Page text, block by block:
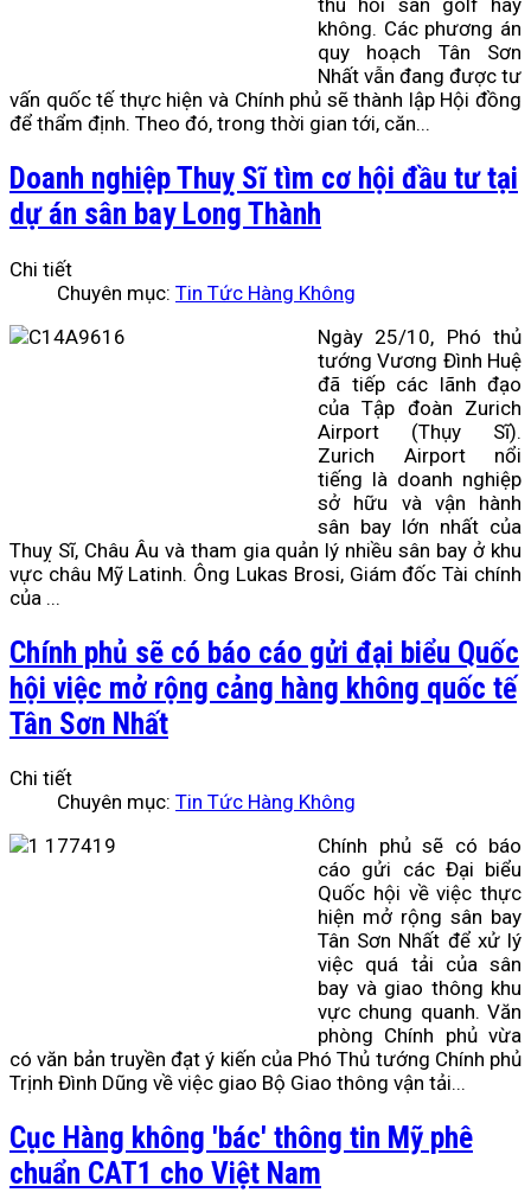
thu hồi sân golf hay
không. Các phương án
quy hoạch Tân Sơn
Nhất vẫn đang được tư
vấn quốc tế thực hiện và Chính phủ sẽ thành lập Hội đồng
để thẩm định. Theo đó, trong thời gian tới, căn...
Doanh nghiệp Thuỵ Sĩ tìm cơ hội đầu tư tại
dự án sân bay Long Thành
Chi tiết
Chuyên mục: Tin Tức Hàng Không
Ngày 25/10, Phó thủ
tướng Vương Đình Huệ
đã tiếp các lãnh đạo
của Tập đoàn Zurich
Airport (Thụy Sĩ).
Zurich Airport nổi
tiếng là doanh nghiệp
sở hữu và vận hành
sân bay lớn nhất của
Thuỵ Sĩ, Châu Âu và tham gia quản lý nhiều sân bay ở khu
vực châu Mỹ Latinh. Ông Lukas Brosi, Giám đốc Tài chính
của ...
Chính phủ sẽ có báo cáo gửi đại biểu Quốc
hội việc mở rộng cảng hàng không quốc tế
Tân Sơn Nhất
Chi tiết
Chuyên mục: Tin Tức Hàng Không
Chính phủ sẽ có báo
cáo gửi các Đại biểu
Quốc hội về việc thực
hiện mở rộng sân bay
Tân Sơn Nhất để xử lý
việc quá tải của sân
bay và giao thông khu
vực chung quanh. Văn
phòng Chính phủ vừa
có văn bản truyền đạt ý kiến của Phó Thủ tướng Chính phủ
Trịnh Đình Dũng về việc giao Bộ Giao thông vận tải...
Cục Hàng không 'bác' thông tin Mỹ phê
chuẩn CAT1 cho Việt Nam